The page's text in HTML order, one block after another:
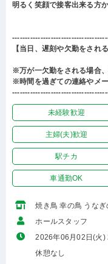
明るく笑顔で接客出来る方
【当日、遅刻や欠勤をされ
※万が一欠勤をされる場合
※時間を過ぎての連絡やメ
未経験歓迎
主婦(夫)歓迎
駅チカ
車通勤OK
焼き鳥 幸の鳥 うなぎ
ホールスタッフ
2026年06月02日(火)
休憩なし